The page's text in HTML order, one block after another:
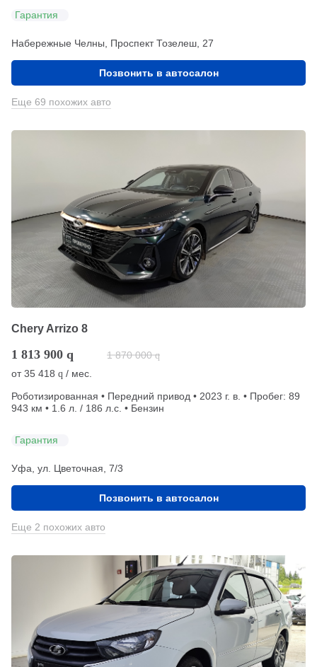
Гарантия
Набережные Челны, Проспект Тозелеш, 27
Позвонить в автосалон
Еще 69 похожих авто
Chery Arrizo 8
1 813 900 q 1 870 000 q
от35 418 q / мес.
Роботизированная • Передний привод • 2023 г. в. • Пробег: 89
943 км • 1.6 л. / 186 л.с. • Бензин
Гарантия
Уфа, ул. Цветочная, 7/3
Позвонить в автосалон
Еще 2 похожих авто